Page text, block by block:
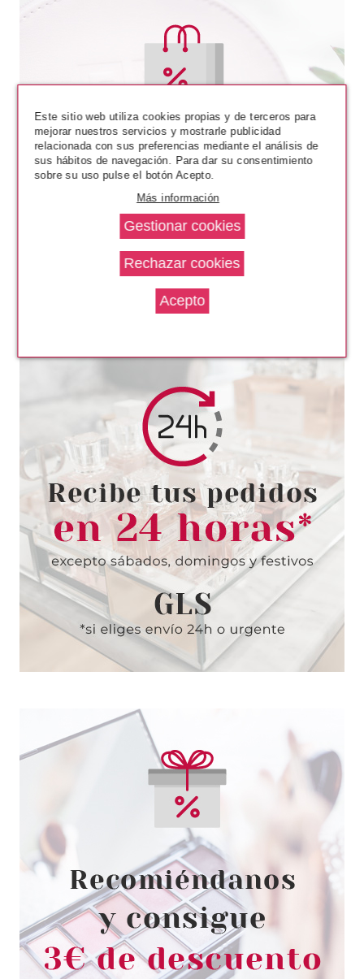
ADOLFO DOMINGUEZ AGUA
VAPO
Pvr 14.95€
-51%
desde
7.40€
ADOLFO DOMINGUEZ
ADOLFO DOMINGUEZ JAZMIN
TONKA EDP 120 ML + EDP 10
ML + B/L 75 ML SET REGALO
Pvr 75.50€
-42%
desde
43.99€
ADOLFO DOMINGUEZ ADN
NEROLI ECSTASY EDP 100 ML
Pvr 76.00€
-44%
desde
42.90€
Este sitio web utiliza cookies propias y de terceros para
mejorar nuestros servicios y mostrarle publicidad
relacionada con sus preferencias mediante el análisis de
sus hábitos de navegación. Para dar su consentimiento
sobre su uso pulse el botón Acepto.
Más información